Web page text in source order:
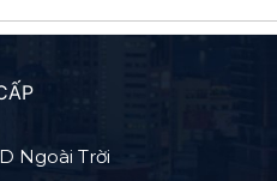
Ngoài Trời